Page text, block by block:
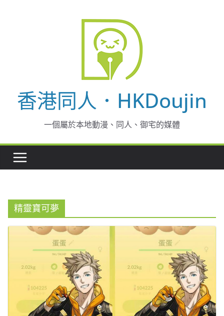
香港同人．HKDoujin
一個屬於本地動漫、同人、御宅的媒體
精靈寶可夢